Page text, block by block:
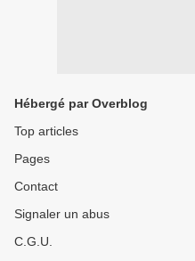
Hébergé par Overblog
Top articles
Pages
Contact
Signaler un abus
C.G.U.